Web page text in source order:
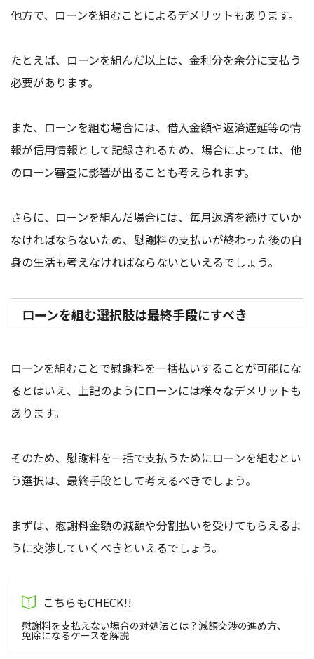
他方で、ローンを組むことによるデメリットもあります。
たとえば、ローンを組んだ以上は、金利分を余分に支払う
必要があります。
また、ローンを組む場合には、借入金額や返済遅延等の情
報が信用情報として記録されるため、場合によっては、他
のローン審査に影響が出ることも考えられます。
さらに、ローンを組んだ場合には、毎月返済を続けていか
なければならないため、慰謝料の支払いが終わった後の自
身の生活も考えなければならないといえるでしょう。
ローンを組む選択肢は最終手段にすべき
ローンを組むことで慰謝料を一括払いすることが可能にな
るとはいえ、上記のようにローンには様々なデメリットも
あります。
そのため、慰謝料を一括で支払うためにローンを組むとい
う選択は、最終手段として考えるべきでしょう。
まずは、慰謝料金額の減額や分割払いを受けてもらえるよ
うに交渉していくべきといえるでしょう。
慰謝料を支払えない場合の対処法とは？減額交渉の進め方、
免除になるケースを解説